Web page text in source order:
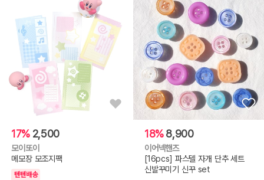
17% 2,500
모이또이
메모장 모조지팩
텐텐배송
18%8,900
이어넥핸즈
[16pcs] 파스텔 자개 단추 세트
신발꾸미기 신꾸 set